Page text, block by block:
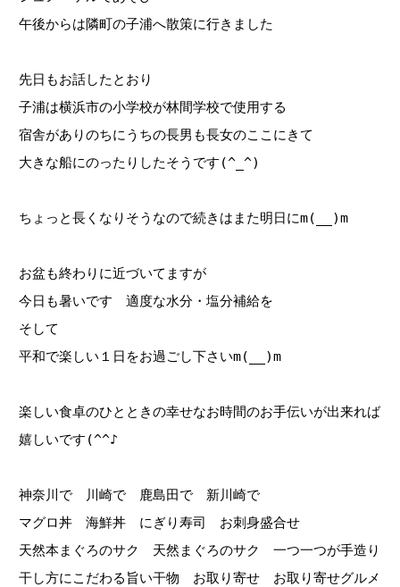
午後からは隣町の子浦へ散策に行きました
先日もお話したとおり
子浦は横浜市の小学校が林間学校で使用する
宿舎がありのちにうちの長男も長女のここにきて
大きな船にのったりしたそうです(^_^)
ちょっと長くなりそうなので続きはまた明日にm(__)m
お盆も終わりに近づいてますが
今日も暑いです 適度な水分・塩分補給を
そして
平和で楽しい１日をお過ごし下さいm(__)m
楽しい食卓のひとときの幸せなお時間のお手伝いが出来れば
嬉しいです(^^♪
神奈川で 川崎で 鹿島田で 新川崎で
マグロ丼 海鮮丼 にぎり寿司 お刺身盛合せ
天然本まぐろのサク 天然まぐろのサク 一つ一つが手造り
干し方にこだわる旨い干物 お取り寄せ お取り寄せグルメ